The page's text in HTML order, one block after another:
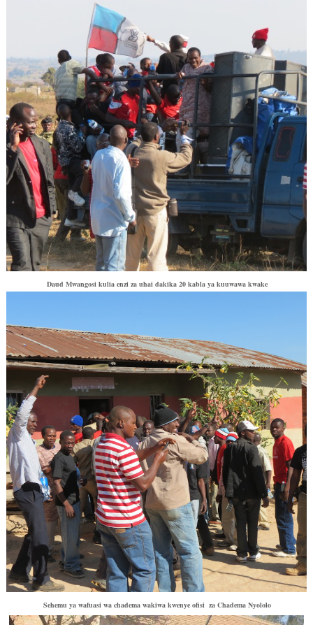
Daud Mwangosi kulia enzi za uhai dakika 20 kabla ya kuuwawa kwake
Sehemu ya wafuasi wa chadema wakiwa kwenye ofisi za Chadema Nyololo